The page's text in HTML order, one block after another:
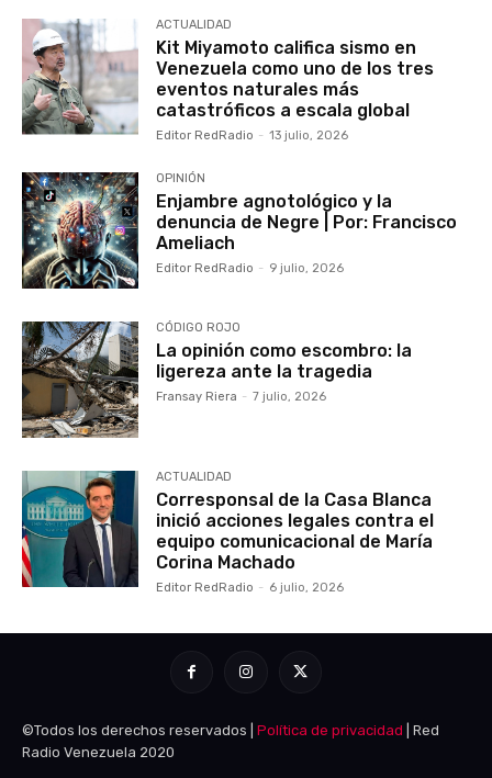
ACTUALIDAD
Kit Miyamoto califica sismo en
Venezuela como uno de los tres
eventos naturales más
catastróficos a escala global
Editor RedRadio - 13 julio, 2026
OPINIÓN
Enjambre agnotológico y la
denuncia de Negre | Por: Francisco
Ameliach
Editor RedRadio - 9 julio, 2026
CÓDIGO ROJO
La opinión como escombro: la
ligereza ante la tragedia
Fransay Riera - 7 julio, 2026
ACTUALIDAD
Corresponsal de la Casa Blanca
inició acciones legales contra el
equipo comunicacional de María
Corina Machado
Editor RedRadio - 6 julio, 2026
©Todos los derechos reservados | Política de privacidad | Red
Radio Venezuela 2020